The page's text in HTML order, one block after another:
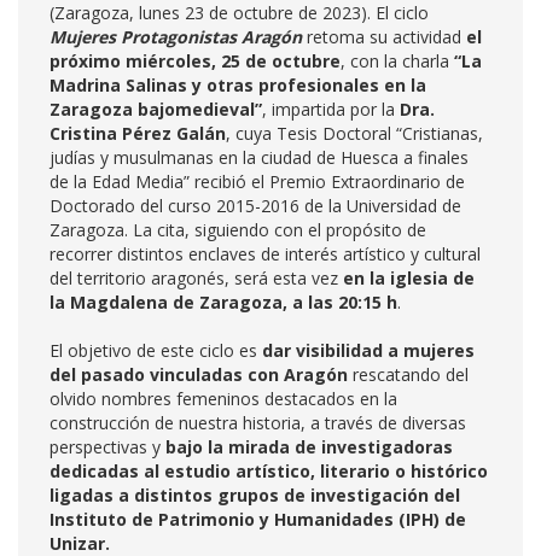
(Zaragoza, lunes 23 de octubre de 2023). El ciclo
Mujeres Protagonistas Aragónretoma su actividad el
próximo miércoles, 25 de octubre, con la charla “La
Madrina Salinas y otras profesionales en la
Zaragoza bajomedieval”, impartida por la Dra.
Cristina Pérez Galán, cuya Tesis Doctoral “Cristianas,
judías y musulmanas en la ciudad de Huesca a finales
de la Edad Media” recibió el Premio Extraordinario de
Doctorado del curso 2015-2016 de la Universidad de
Zaragoza. La cita, siguiendo con el propósito de
recorrer distintos enclaves de interés artístico y cultural
del territorio aragonés, será esta vez en la iglesia de
la Magdalena de Zaragoza, a las 20:15 h.
El objetivo de este ciclo es dar visibilidad a mujeres
del pasado vinculadas con Aragón rescatando del
olvido nombres femeninos destacados en la
construcción de nuestra historia, a través de diversas
perspectivas y bajo la mirada de investigadoras
dedicadas al estudio artístico, literario o histórico
ligadas a distintos grupos de investigación del
Instituto de Patrimonio y Humanidades (IPH) de
Unizar.